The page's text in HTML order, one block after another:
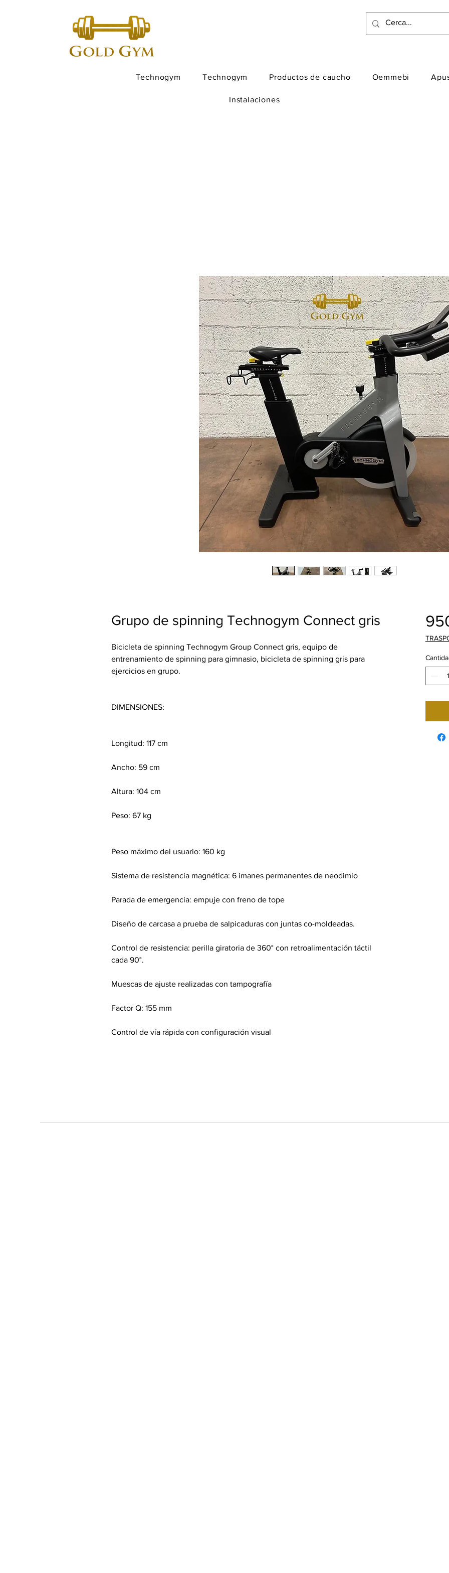
Technogym Technogym Productos de caucho Oemmebi
Instalaciones
Grupo de spinning Technogym Connect gris
Bicicleta de spinning Technogym Group Connect gris, equipo de
entrenamiento de spinning para gimnasio, bicicleta de spinning gris para
ejercicios en grupo.
DIMENSIONES:
Longitud: 117 cm
Ancho: 59 cm
Altura: 104 cm
Peso: 67 kg
Peso máximo del usuario: 160 kg
Sistema de resistencia magnética: 6 imanes permanentes de neodimio
Parada de emergencia: empuje con freno de tope
Diseño de carcasa a prueba de salpicaduras con juntas co-moldeadas.
Control de resistencia: perilla giratoria de 360° con retroalimentación táctil
cada 90°.
Muescas de ajuste realizadas con tampografía
Factor Q: 155 mm
Control de vía rápida con configuración visual